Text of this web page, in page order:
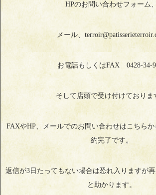
HPのお問い合わせフォーム、
メール、
お電話もしくはFAX 0428-34-
そして店頭で受け付けておりま
FAXやHP、メールでのお問い合わせはこちら
約完了です。
返信が3日たってもない場合は恐れ入りますが
と助かります。